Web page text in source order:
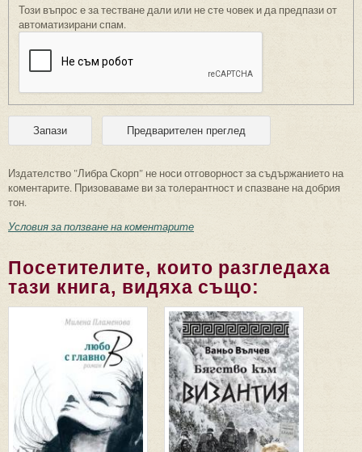
Този въпрос е за тестване дали или не сте човек и да предпази от
автоматизирани спам.
Издателство "Либра Скорп" не носи отговорност за съдържанието на
коментарите. Призоваваме ви за толерантност и спазване на добрия
тон.
Условия за ползване на коментарите
Посетителите, които разгледаха
тази книга, видяха също: